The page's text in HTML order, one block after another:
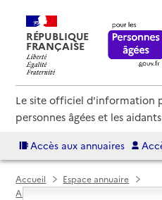
RÉPUBLIQUE
FRANÇAISE
Le site officiel d'information
personnes âgées et les aidants
Accès aux annuaires
Accueil
Espace annuaire
Annuaire EHPAD et maisons de